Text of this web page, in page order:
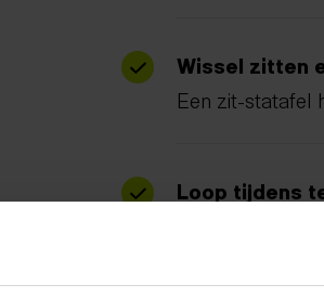
Wissel zitten
Een zit-statafel
Loop tijdens
Bellen kan